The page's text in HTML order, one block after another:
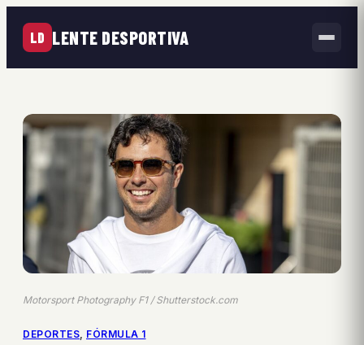
LD LENTE DESPORTIVA
Motorsport Photography F1 / Shutterstock.com
DEPORTES, FÓRMULA 1